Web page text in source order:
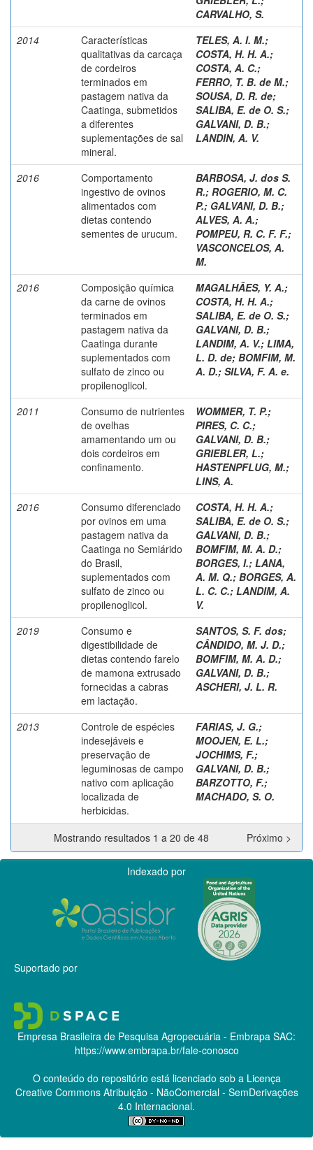
CARVALHO, S.
2014
Características
qualitativas da carcaça
de cordeiros
terminados em
pastagem nativa da
Caatinga, submetidos
a diferentes
suplementações de sal
mineral.
TELES, A. I. M.;
COSTA, H. H. A.;
COSTA, A. C.;
FERRO, T. B. de M.;
SOUSA, D. R. de;
SALIBA, E. de O. S.;
GALVANI, D. B.;
LANDIN, A. V.
2016
Comportamento
ingestivo de ovinos
alimentados com
dietas contendo
sementes de urucum.
BARBOSA, J. dos S.
R.; ROGERIO, M. C.
P.; GALVANI, D. B.;
ALVES, A. A.;
POMPEU, R. C. F. F.;
VASCONCELOS, A.
M.
2016
Composição química
da carne de ovinos
terminados em
pastagem nativa da
Caatinga durante
suplementados com
sulfato de zinco ou
propilenoglicol.
MAGALHÃES, Y. A.;
COSTA, H. H. A.;
SALIBA, E. de O. S.;
GALVANI, D. B.;
LANDIM, A. V.; LIMA,
L. D. de; BOMFIM, M.
A. D.; SILVA, F. A. e.
2011
Consumo de nutrientes
de ovelhas
amamentando um ou
dois cordeiros em
confinamento.
WOMMER, T. P.;
PIRES, C. C.;
GALVANI, D. B.;
GRIEBLER, L.;
HASTENPFLUG, M.;
LINS, A.
2016
Consumo diferenciado
por ovinos em uma
pastagem nativa da
Caatinga no Semiárido
do Brasil,
suplementados com
sulfato de zinco ou
propilenoglicol.
COSTA, H. H. A.;
SALIBA, E. de O. S.;
GALVANI, D. B.;
BOMFIM, M. A. D.;
BORGES, I.; LANA,
A. M. Q.; BORGES, A.
L. C. C.; LANDIM, A.
V.
2019
Consumo e
digestibilidade de
dietas contendo farelo
de mamona extrusado
fornecidas a cabras
em lactação.
SANTOS, S. F. dos;
CÂNDIDO, M. J. D.;
BOMFIM, M. A. D.;
GALVANI, D. B.;
ASCHERI, J. L. R.
2013
Controle de espécies
indesejáveis e
preservação de
leguminosas de campo
nativo com aplicação
localizada de
herbicidas.
FARIAS, J. G.;
MOOJEN, E. L.;
JOCHIMS, F.;
GALVANI, D. B.;
BARZOTTO, F.;
MACHADO, S. O.
Mostrando resultados 1 a 20 de 48 Próximo >
Indexado por
Suportado por
Empresa Brasileira de Pesquisa Agropecuária - Embrapa SAC:
https://www.embrapa.br/fale-conosco
O conteúdo do repositório está licenciado sob a Licença
Creative CommonsAtribuição - NãoComercial - SemDerivações
4.0 Internacional.